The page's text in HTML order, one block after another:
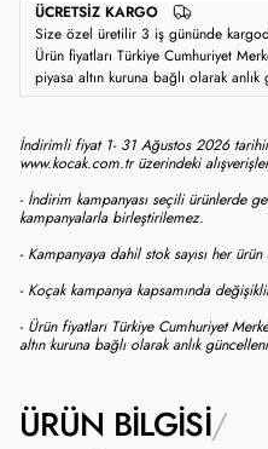
ÜCRETSIZ KARGO
Size özel üretilir 3 iş gününde
Ürün fiyatları Türkiye Cumhuriyet
piyasa altın kuruna bağlı olarak
İndirimli fiyat 1- 31 Ağustos 2026
www.kocak.com.tr üzerindeki
- İndirim kampanyası seçili ürünlerde
kampanyalarla birleştirilemez.
- Kampanyaya dahil stok sayısı her
- Koçak kampanya kapsamında
- Ürün fiyatları Türkiye Cumhuriyet
altın kuruna bağlı olarak anlık
ÜRÜN BILGISI